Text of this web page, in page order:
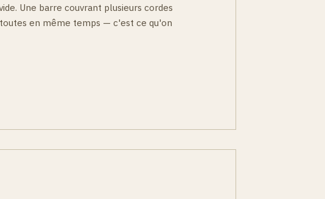
Une barre couvrant plusieurs cordes
en même temps — c'est ce qu'on